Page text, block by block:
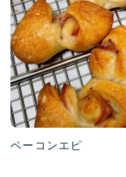
ベーコンエピ